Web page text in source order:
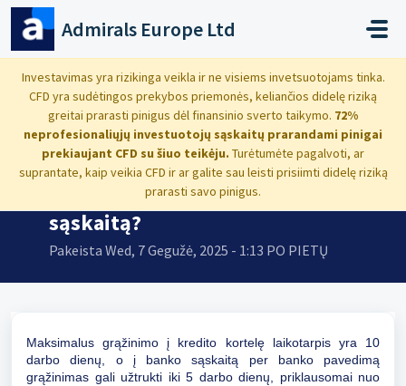
Pereiti prie pagrindinio turinio
Admirals Europe Ltd
Investavimas yra rizikinga veikla ir ne visiems invetsuotojams tinka.
CFD yra sudėtingos prekybos priemonės, keliančios didelę riziką
greitai prarasti pinigus dėl finansinio sverto taikymo. 72%
neprofesionaliųjų investuotojų sąskaitų prarandami pinigai
prekiaujant CFD su šiuo teikėju. Turėtumėte pagalvoti, ar
suprantate, kaip veikia CFD ir ar galite sau leisti prisiimti didelę riziką
prarasti savo pinigus.
Pradžia ... Mano pavedimas atmestas. Kada lėšos bus grąžintos į mano ...
Mano pavedimas atmestas. Kada
lėšos bus grąžintos į mano
sąskaitą?
Pakeista Wed, 7 Gegužė, 2025 - 1:13 PO PIETŲ
Maksimalus grąžinimo į kredito kortelę laikotarpis yra 10
darbo dienų, o į banko sąskaitą per banko pavedimą
grąžinimas gali užtrukti iki 5 darbo dienų, priklausomai nuo